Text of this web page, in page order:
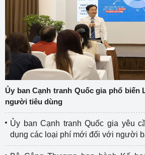
Ủy ban Cạnh tranh Quốc gia phổ biến
người tiêu dùng
Ủy ban Cạnh tranh Quốc gia yêu
dụng các loại phí mới đối với người